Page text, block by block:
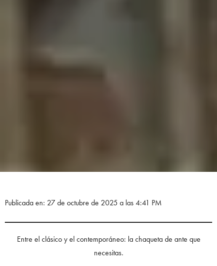
Publicada en: 27 de octubre de 2025 a las 4:41 PM
Entre el clásico y el contemporáneo: la chaqueta de ante que
necesitas.